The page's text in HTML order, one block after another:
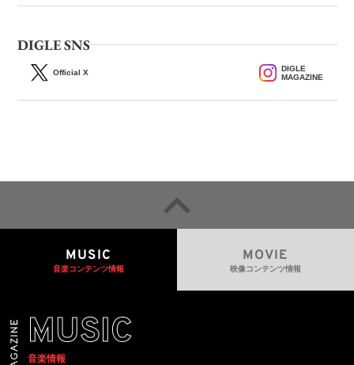
DIGLE SNS
Official X
DIGLE
MAGAZINE
MUSIC
音楽コンテンツ情報
MOVIE
映像コンテンツ情報
MUSIC
音楽情報